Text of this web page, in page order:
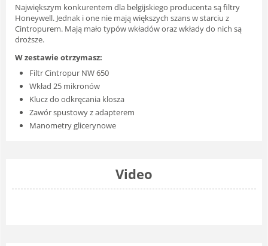
Największym konkurentem dla belgijskiego producenta są filtry
Honeywell. Jednak i one nie mają większych szans w starciu z
Cintropurem. Mają mało typów wkładów oraz wkłady do nich są
droższe.
W zestawie otrzymasz:
Filtr Cintropur NW 650
Wkład 25 mikronów
Klucz do odkręcania klosza
Zawór spustowy z adapterem
Manometry glicerynowe
Video